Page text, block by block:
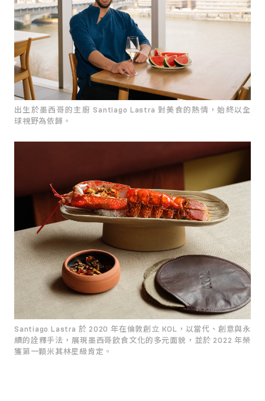
出生於墨西哥的主廚 Santiago Lastra 對美食的熱情，始終以全
球視野為依歸。
Santiago Lastra 於 2020 年在倫敦創立 KOL，以當代、創意與永
續的詮釋手法，展現墨西哥飲食文化的多元面貌，並於 2022 年榮
獲第一顆米其林星級肯定。